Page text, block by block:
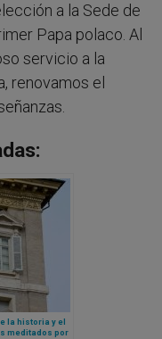
a la Sede de
Papa polaco. Al
servicio a la
renovamos el
la historia y el
meditados por